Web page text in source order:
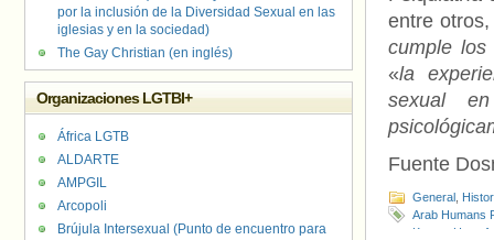
entre
cumple los
«la
sexual
Fuente
General
Arab Humans
Kuntar
por la inclusión de la Diversidad Sexual en las
iglesias y en la sociedad)
The Gay Christian (en inglés)
Organizaciones LGTBI+
África LGTB
ALDARTE
AMPGIL
Arcopoli
Brújula Intersexual (Punto de encuentro para